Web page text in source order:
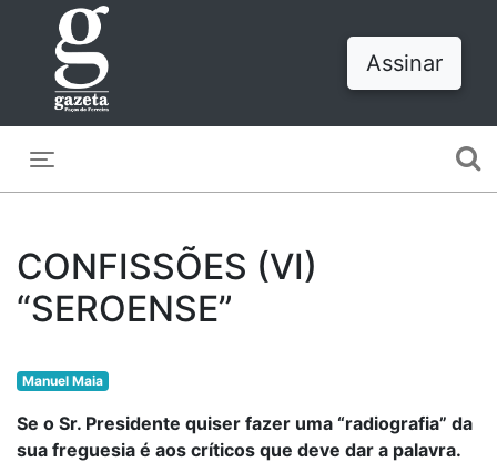
Assinar
CONFISSÕES (VI)
“SEROENSE”
Manuel Maia
Se o Sr. Presidente quiser fazer uma “radiografia” da
sua freguesia é aos críticos que deve dar a palavra.